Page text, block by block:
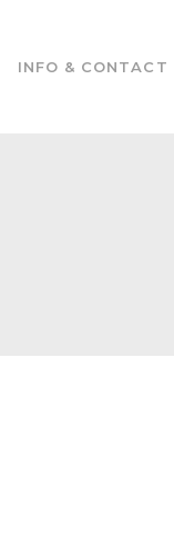
INFO & CONTACT